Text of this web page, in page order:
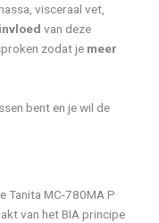
visceraal vet,
invloed van deze
zodat je meer
bent en je wil de
Tanita MC-780MA P
van het BIA principe